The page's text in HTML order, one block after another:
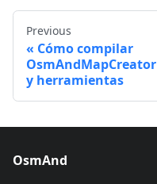
Previous
Cómo compilar
OsmAndMapCreator
y herramientas
OsmAnd